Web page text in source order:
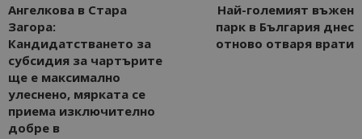
Ангелкова в Стара
Загора:
Кандидатстването за
субсидия за чартърите
ще е максимално
улеснено, мярката се
приема изключително
добре в
Най-големият въжен
парк в България днес
отново отваря врати